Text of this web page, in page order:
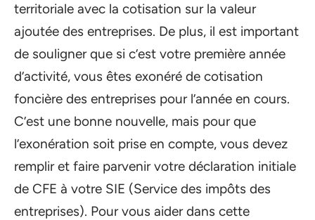
territoriale avec la cotisation sur la valeur
ajoutée des entreprises. De plus, il est important
de souligner que si c’est votre première année
d’activité, vous êtes exonéré de cotisation
foncière des entreprises pour l’année en cours.
C’est une bonne nouvelle, mais pour que
l’exonération soit prise en compte, vous devez
remplir et faire parvenir votre déclaration initiale
de CFE à votre SIE (Service des impôts des
entreprises). Pour vous aider dans cette